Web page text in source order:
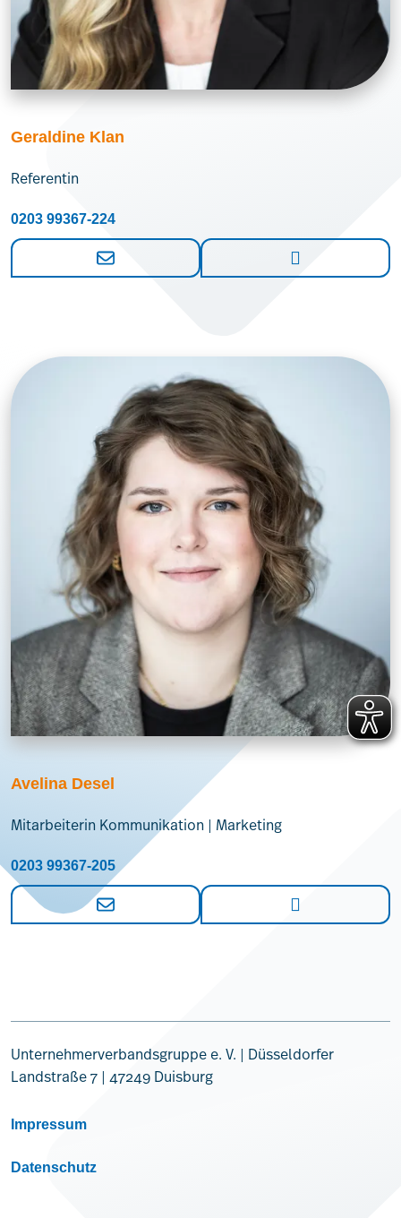
Geraldine Klan
Referentin
0203 99367-224
Avelina Desel
Mitarbeiterin Kommunikation | Marketing
0203 99367-205
Unternehmerverbandsgruppe e. V. | Düsseldorfer
Landstraße 7 | 47249 Duisburg
Impressum
Datenschutz